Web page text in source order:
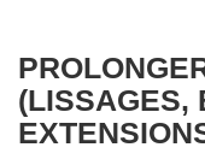
(LISSAGES,